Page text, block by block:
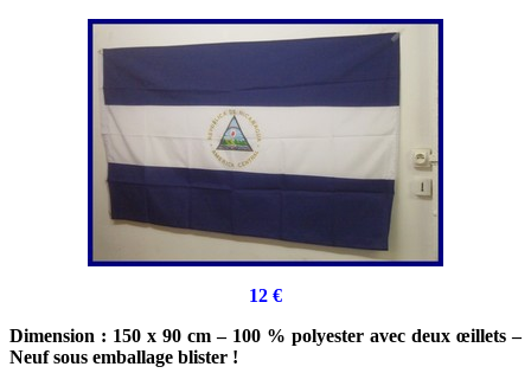
12 €
Dimension : 150 x 90 cm – 100 % polyester avec deux œillets –
Neuf sous emballage blister !